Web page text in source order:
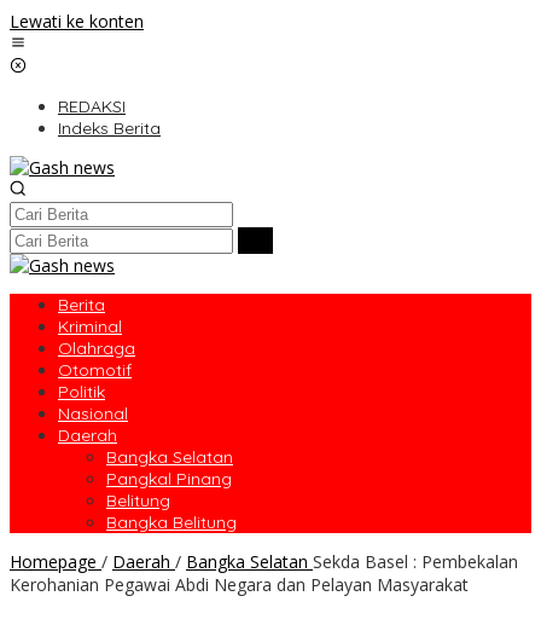
Lewati ke konten
REDAKSI
Indeks Berita
Berita
Kriminal
Olahraga
Otomotif
Politik
Nasional
Daerah
Bangka Selatan
Pangkal Pinang
Belitung
Bangka Belitung
Homepage / Daerah / Bangka Selatan Sekda Basel : Pembekalan
Kerohanian Pegawai Abdi Negara dan Pelayan Masyarakat